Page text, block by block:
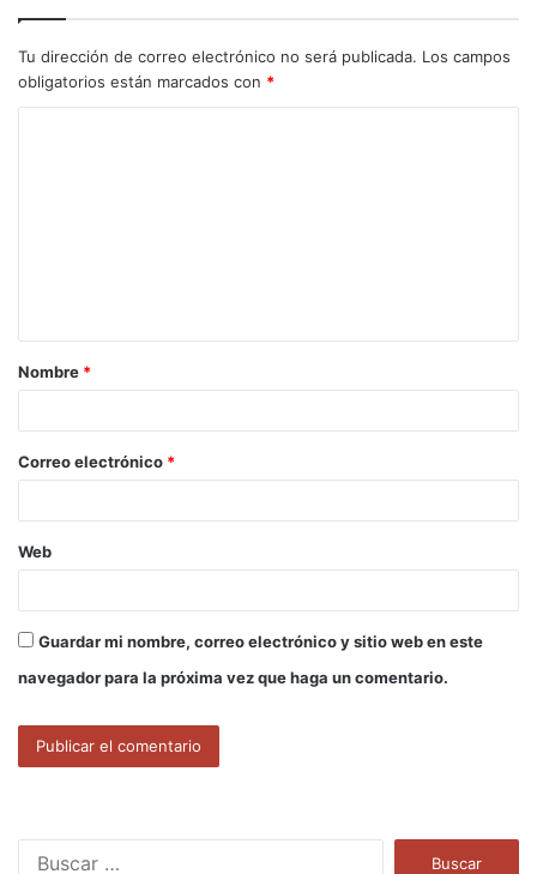
Tu dirección de correo electrónico no será publicada. Los campos
obligatorios están marcados con *
a
r
*
Nombre *
Correo electrónico *
Web
Guardar mi nombre, correo electrónico y sitio web en este
navegador para la próxima vez que haga un comentario.